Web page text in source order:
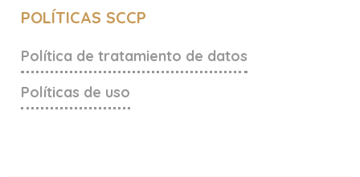
POLÍTICAS SCCP
Política de tratamiento de datos
Políticas de uso